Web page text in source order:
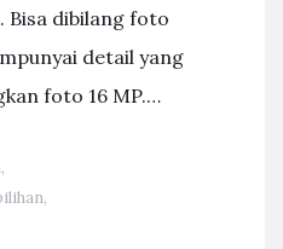
Bisa dibilang foto
detail yang
foto 16 MP.…
,
,